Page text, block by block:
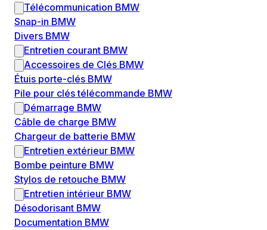
Télécommunication BMW
Snap-in BMW
Divers BMW
Entretien courant BMW
Accessoires de Clés BMW
Étuis porte-clés BMW
Pile pour clés télécommande BMW
Démarrage BMW
Câble de charge BMW
Chargeur de batterie BMW
Entretien extérieur BMW
Bombe peinture BMW
Stylos de retouche BMW
Entretien intérieur BMW
Désodorisant BMW
Documentation BMW